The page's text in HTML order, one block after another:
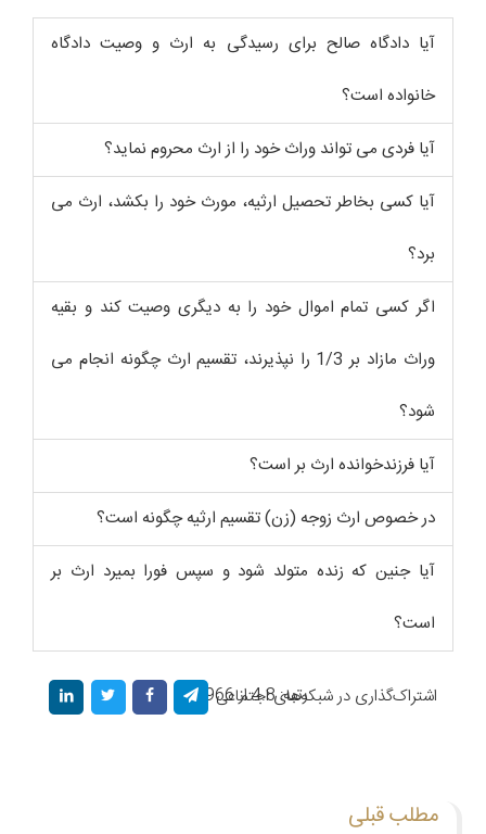
آیا دادگاه صالح برای رسیدگی به ارث و وصیت دادگاه
خانواده است؟
آیا فردی می تواند وراث خود را از ارث محروم نماید؟
آیا کسی بخاطر تحصیل ارثیه، مورث خود را بکشد، ارث می
برد؟
اگر کسی تمام اموال خود را به دیگری وصیت کند و بقیه
وراث مازاد بر 1/3 را نپذیرند، تقسیم ارث چگونه انجام می
شود؟
آیا فرزندخوانده ارث بر است؟
در خصوص ارث زوجه (زن) تقسیم ارثیه چگونه است؟
آیا جنین که زنده متولد شود و سپس فورا بمیرد ارث بر
است؟
رتبه: 4.8 از 966 رأی
اشتراک‌گذاری در شبکه‌های اجتماعی
مطلب قبلی